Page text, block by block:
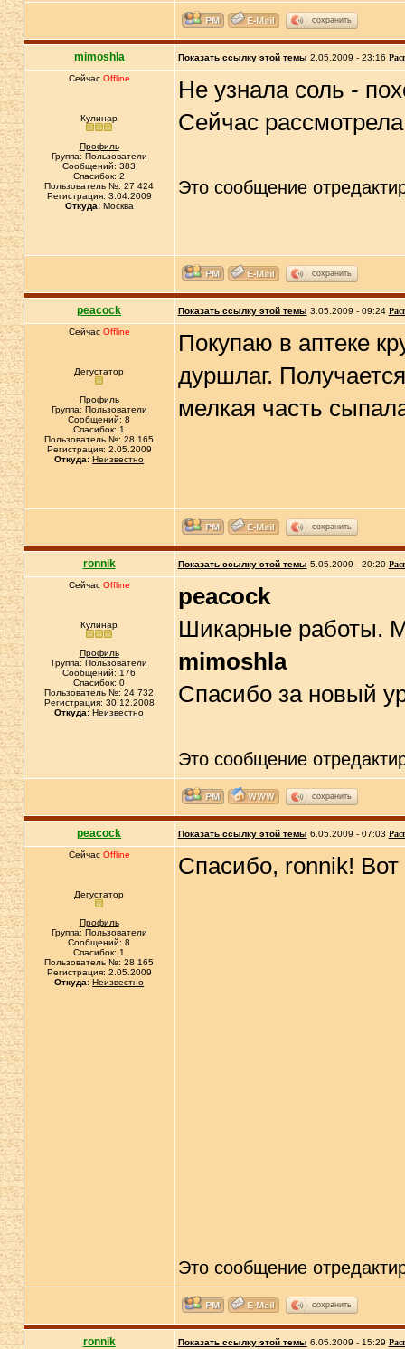
сохранить
mimoshla Показать ссылку этой темы 2.05.2009 - 23:16
Сейчас Offline
Кулинар
Профиль
Группа: Пользователи
Сообщений: 383
Спасибок: 2
Пользователь №: 27 424
Регистрация: 3.04.2009
Откуда:Москва
Не узнала соль -
Сейчас
Это сообщение
сохранить
peacock Показать ссылку этой темы 3.05.2009 - 09:24
Сейчас Offline
Дегустатор
Профиль
Группа: Пользователи
Сообщений: 8
Спасибок: 1
Пользователь №: 28 165
Регистрация: 2.05.2009
Откуда: Неизвестно
Покупаю в аптеке
дуршлаг.
мелкая часть
сохранить
ronnik Показать ссылку этой темы 5.05.2009 - 20:20
Сейчас Offline
Кулинар
Профиль
Группа: Пользователи
Сообщений: 176
Спасибок: 0
Пользователь №: 24 732
Регистрация: 30.12.2008
Откуда: Неизвестно
peacock
Шикарные работы.
mimoshla
Спасибо за новый
Это сообщение
сохранить
peacock Показать ссылку этой темы 6.05.2009 - 07:03
Сейчас Offline
Дегустатор
Профиль
Группа: Пользователи
Сообщений: 8
Спасибок: 1
Пользователь №: 28 165
Регистрация: 2.05.2009
Откуда: Неизвестно
Спасибо, ronnik!
Это сообщение
сохранить
ronnik Показать ссылку этой темы 6.05.2009 - 15:29